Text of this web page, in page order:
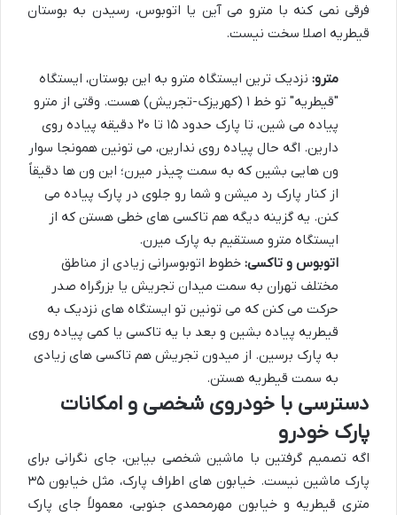
فرقی نمی کنه با مترو می آین یا اتوبوس، رسیدن به بوستان
قیطریه اصلا سخت نیست.
مترو: نزدیک ترین ایستگاه مترو به این بوستان، ایستگاه
"قیطریه" تو خط ۱ (کهریزک-تجریش) هست. وقتی از مترو
پیاده می شین، تا پارک حدود ۱۵ تا ۲۰ دقیقه پیاده روی
دارین. اگه حال پیاده روی ندارین، می تونین همونجا سوار
ون هایی بشین که به سمت چیذر میرن؛ این ون ها دقیقاً
از کنار پارک رد میشن و شما رو جلوی در پارک پیاده می
کنن. یه گزینه دیگه هم تاکسی های خطی هستن که از
ایستگاه مترو مستقیم به پارک میرن.
اتوبوس و تاکسی: خطوط اتوبوسرانی زیادی از مناطق
مختلف تهران به سمت میدان تجریش یا بزرگراه صدر
حرکت می کنن که می تونین تو ایستگاه های نزدیک به
قیطریه پیاده بشین و بعد با یه تاکسی یا کمی پیاده روی
به پارک برسین. از میدون تجریش هم تاکسی های زیادی
به سمت قیطریه هستن.
دسترسی با خودروی شخصی و امکانات
پارک خودرو
اگه تصمیم گرفتین با ماشین شخصی بیاین، جای نگرانی برای
پارک ماشین نیست. خیابون های اطراف پارک، مثل خیابون ۳۵
متری قیطریه و خیابون مهرمحمدی جنوبی، معمولاً جای پارک